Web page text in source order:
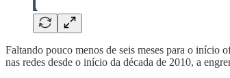
Faltando pouco menos de seis meses para o
nas redes desde o início da década de 2010, a